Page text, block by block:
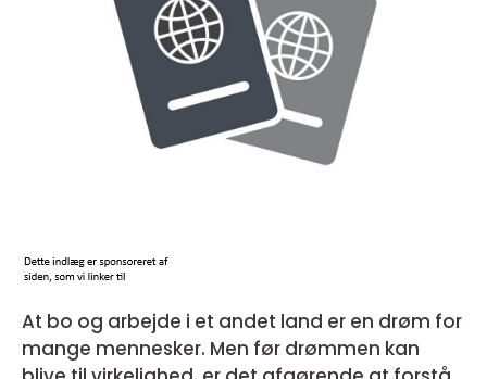
At bo og arbejde i et andet land er en drøm for
mange mennesker. Men før drømmen kan